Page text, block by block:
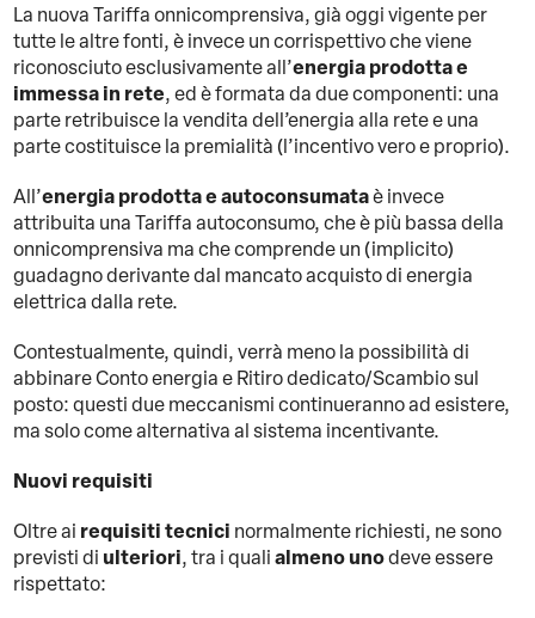
La nuova Tariffa onnicomprensiva, già oggi vigente per
tutte le altre fonti, è invece un corrispettivo che viene
riconosciuto esclusivamente all’energia prodotta e
immessa in rete, ed è formata da due componenti: una
parte retribuisce la vendita dell’energia alla rete e una
parte costituisce la premialità (l’incentivo vero e proprio).
All’energia prodotta e autoconsumataè invece
attribuita una Tariffa autoconsumo, che è più bassa della
onnicomprensiva ma che comprende un (implicito)
guadagno derivante dal mancato acquisto di energia
elettrica dalla rete.
Contestualmente, quindi, verrà meno la possibilità di
abbinare Conto energia e Ritiro dedicato/Scambio sul
posto: questi due meccanismi continueranno ad esistere,
ma solo come alternativa al sistema incentivante.
Nuovi requisiti
Oltre ai requisiti tecnici normalmente richiesti, ne sono
previsti di ulteriori, tra i qualialmeno unodeve essere
rispettato: